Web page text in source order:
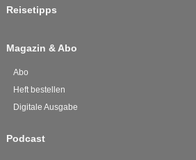
Reisetipps
Magazin & Abo
Abo
Heft bestellen
Digitale Ausgabe
Podcast